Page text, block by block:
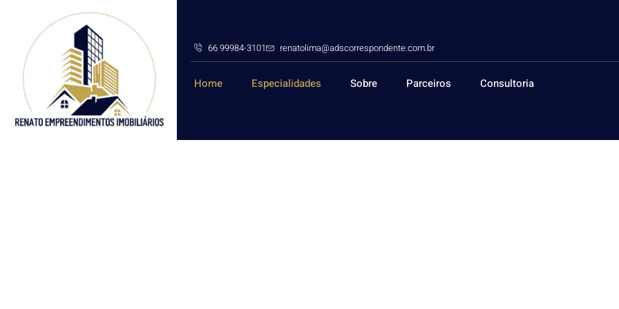
66 99984-3101 renatolima@adscorrespondente.com.br
Home Especialidades Sobre Parceiros Consultoria